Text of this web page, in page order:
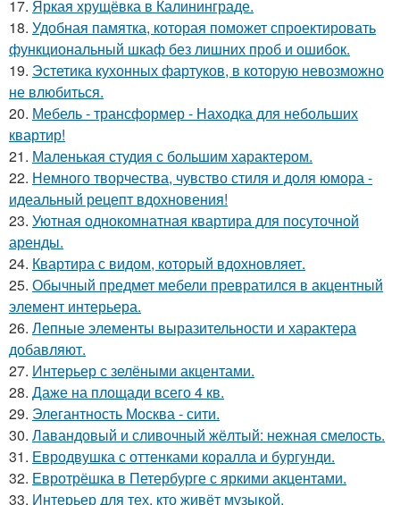
17. Яркая хрущёвка в Калининграде.
18. Удобная памятка, которая поможет спроектировать
функциональный шкаф без лишних проб и ошибок.
19. Эстетика кухонных фартуков, в которую невозможно
не влюбиться.
20. Мебель - трансформер - Находка для небольших
квартир!
21. Маленькая студия с большим характером.
22. Немного творчества, чувство стиля и доля юмора -
идеальный рецепт вдохновения!
23. Уютная однокомнатная квартира для посуточной
аренды.
24. Квартира с видом, который вдохновляет.
25. Обычный предмет мебели превратился в акцентный
элемент интерьера.
26. Лепные элементы выразительности и характера
добавляют.
27. Интерьер с зелёными акцентами.
28. Даже на площади всего 4 кв.
29. Элегантность Москва - сити.
30. Лавандовый и сливочный жёлтый: нежная смелость.
31. Евродвушка с оттенками коралла и бургунди.
32. Евротрёшка в Петербурге с яркими акцентами.
33. Интерьер для тех, кто живёт музыкой.